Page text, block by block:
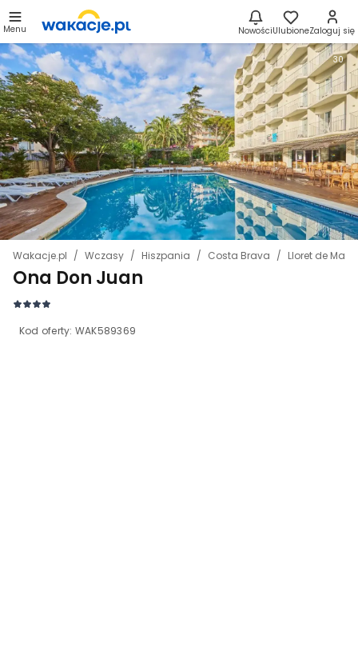
Menu NowościUlubioneZaloguj się
Wakacje.pl Wczasy Hiszpania Costa Brava Lloret de Mar
Ona Don Juan
Kod oferty: WAK589369
30